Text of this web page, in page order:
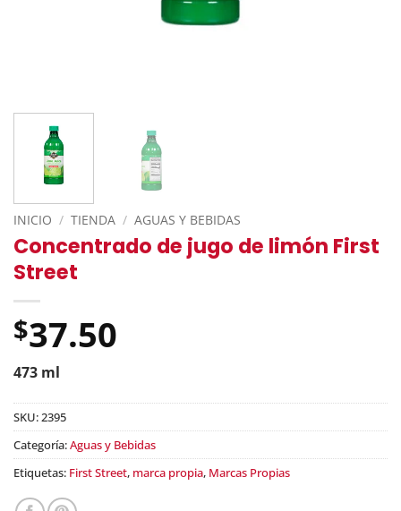
INICIO / TIENDA / AGUAS Y BEBIDAS
Concentrado de jugo de limón First
Street
$37.50
473 ml
SKU:2395
Categoría:Aguas y Bebidas
Etiquetas: First Street, marca propia, Marcas Propias